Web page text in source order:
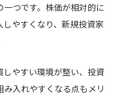
つです。株価が相対的に
やすくなり、新規投資家
やすい環境が整い、投資
入れやすくなる点もメリ